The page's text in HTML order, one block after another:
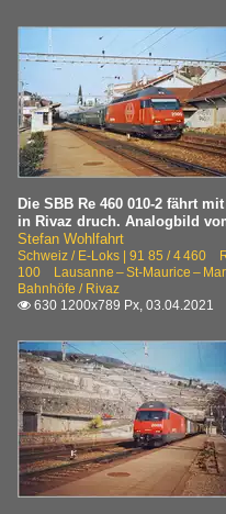
Die SBB Re 460 010-2 fährt
in Rivaz druch. Analogbild
Stefan Wohlfahrt
Schweiz / E-Loks | 91 85 / 4 460
100 Lausanne – St-Maurice –
Bahnhöfe / Rivaz
 630 1200x789 Px, 03.04.2021